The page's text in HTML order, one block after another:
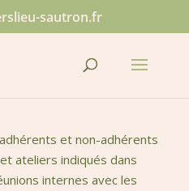
sautron.fr
et non-adhérents
ateliers indiqués dans
internes avec les